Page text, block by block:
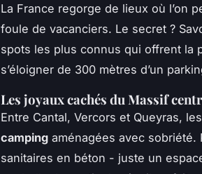
La France regorge de lieux où l’on
foule de vacanciers. Le secret ?
spots les plus connus qui offrent la
s’éloigner de 300 mètres d’un
Les joyaux cachés du Massif
Entre Cantal, Vercors et Queyras,
camping aménagées avec sobriété.
sanitaires en béton - juste un